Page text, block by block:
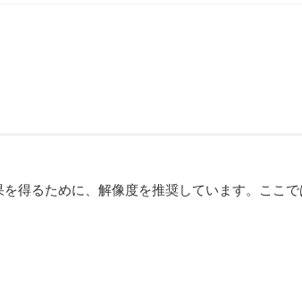
得るために、解像度を推奨しています。ここ